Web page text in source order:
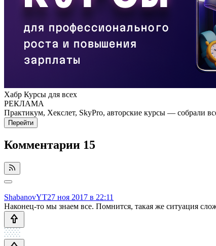
Хабр Курсы для всех
РЕКЛАМА
Практикум, Хекслет, SkyPro, авторские курсы — собрали
Перейти
Комментарии 15
ShabanovYT27 ноя 2017 в 22:11
Наконец-то мы знаем все. Помнится, такая же ситуация